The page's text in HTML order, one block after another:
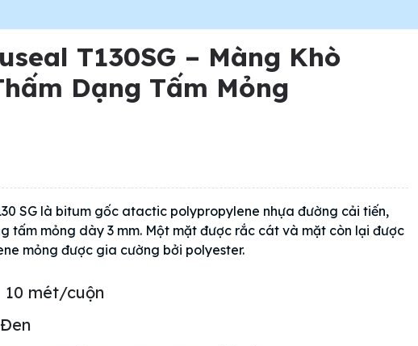
T130SG – Màng Khò
Dạng Tấm Mỏng
SG là bitum gốc atactic polypropylene nhựa đường cải tiến,
tấm mỏng dày 3 mm. Một mặt được rắc cát và mặt còn lại được
mỏng được gia cường bởi polyester.
10 mét/cuộn
Đen